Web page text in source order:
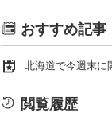
おすすめ記事
北海道で今週末に
閲覧履歴